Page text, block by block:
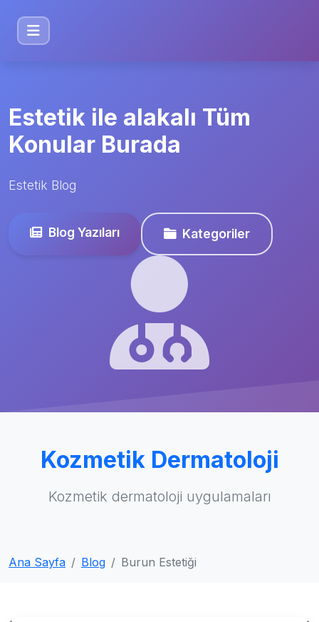
Estetik ile alakalı Tüm
Konular Burada
Estetik Blog
Blog Yazıları Kategoriler
Kozmetik Dermatoloji
Kozmetik dermatoloji uygulamaları
Ana Sayfa Blog Burun Estetiği